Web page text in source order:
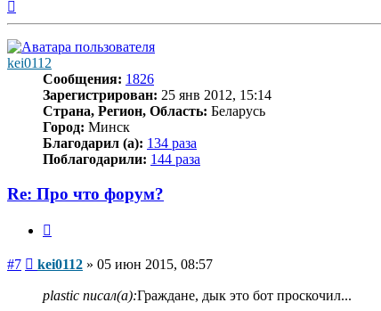
kei0112
Сообщения: 1826
Зарегистрирован: 25 янв 2012, 15:14
Страна, Регион, Область: Беларусь
Город: Минск
Благодарил (а): 134 раза
Поблагодарили: 144 раза
Re: Про что форум?
#7 Сообщение
kei0112 » 05 июн 2015, 08:57
plastic писал(а):Граждане, дык это бот проскочил...